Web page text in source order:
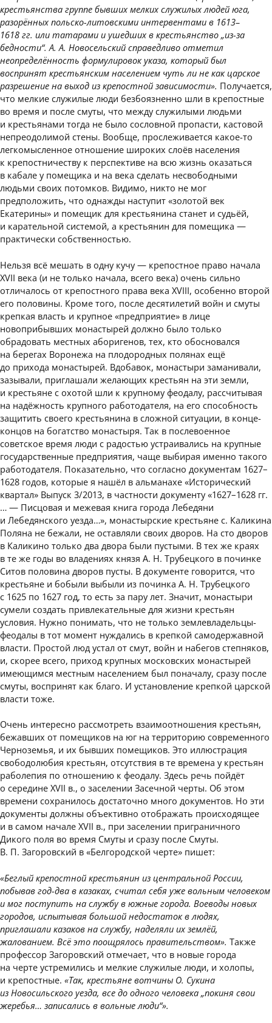
крестьянства группе бывших мелких служилых людей юга,
разорённых польско-литовскими интервентами в 1613–
1618 гг. или татарами и ушедших в крестьянство „из-за
бедности“. А. А. Новосельский справедливо отметил
неопределённость формулировок указа, который был
воспринят крестьянским населением чуть ли не как царское
разрешение на выход из крепостной зависимости». Получается,
что мелкие служилые люди безбоязненно шли в крепостные
во время и после смуты, что между служилыми людьми
и крестьянами тогда не было сословной пропасти, кастовой
непреодолимой стены. Вообще, прослеживается какое-то
легкомысленное отношение широких слоёв населения
к крепостничеству к перспективе на всю жизнь оказаться
в кабале у помещика и на века сделать несвободными
людьми своих потомков. Видимо, никто не мог
предположить, что однажды наступит «золотой век
Екатерины» и помещик для крестьянина станет и судьёй,
и карательной системой, а крестьянин для помещика —
практически собственностью.
Нельзя всё мешать в одну кучу — крепостное право начала
XVII века (и не только начала, всего века) очень сильно
отличалось от крепостного права века XVIII, особенно второй
его половины. Кроме того, после десятилетий войн и смуты
крепкая власть и крупное «предприятие» в лице
новоприбывших монастырей должно было только
обрадовать местных аборигенов, тех, кто обосновался
на берегах Воронежа на плодородных полянах ещё
до прихода монастырей. Вдобавок, монастыри заманивали,
зазывали, приглашали желающих крестьян на эти земли,
и крестьяне с охотой шли к крупному феодалу, рассчитывая
на надёжность крупного работодателя, на его способность
защитить своего крестьянина в сложной ситуации, в конце-
концов на богатство монастыря. Так в послевоенное
советское время люди с радостью устраивались на крупные
государственные предприятия, чаще выбирая именно такого
работодателя. Показательно, что согласно документам 1627–
1628 годов, которые я нашёл в альманахе «Исторический
квартал» Выпуск 3/2013, в частности документу «1627–1628 гг.
… — Писцовая и межевая книга города Лебедяни
и Лебедянского уезда…», монастырские крестьяне с. Каликина
Поляна не бежали, не оставляли своих дворов. На сто дворов
в Каликино только два двора были пустыми. В тех же краях
в те же годы во владениях князя А. Н. Трубецкого в починке
Ситов половина дворов пусты. В документе говорится, что
крестьяне и бобыли выбыли из починка А. Н. Трубецкого
с 1625 по 1627 год, то есть за пару лет. Значит, монастыри
сумели создать привлекательные для жизни крестьян
условия. Нужно понимать, что не только землевладельцы-
феодалы в тот момент нуждались в крепкой самодержавной
власти. Простой люд устал от смут, войн и набегов степняков,
и, скорее всего, приход крупных московских монастырей
имеющимся местным населением был поначалу, сразу после
смуты, воспринят как благо. И установление крепкой царской
власти тоже.
Очень интересно рассмотреть взаимоотношения крестьян,
бежавших от помещиков на юг на территорию современного
Черноземья, и их бывших помещиков. Это иллюстрация
свободолюбия крестьян, отсутствия в те времена у крестьян
раболепия по отношению к феодалу. Здесь речь пойдёт
о середине XVII в., о заселении Засечной черты. Об этом
времени сохранилось достаточно много документов. Но эти
документы должны объективно отображать происходящее
и в самом начале XVII в., при заселении приграничного
Дикого поля во время Смуты и сразу после Смуты.
В. П. Загоровский в «Белгородской черте» пишет:
«Беглый крепостной крестьянин из центральной России,
побывав год-два в казаках, считал себя уже вольным человеком
и мог поступить на службу в южные города. Воеводы новых
городов, испытывая большой недостаток в людях,
приглашали казаков на службу, наделяли их землёй,
жалованием. Всё это поощрялось правительством». Также
профессор Загоровский отмечает, что в новые города
на черте устремились и мелкие служилые люди, и холопы,
и крепостные. «Так, крестьяне вотчины О. Сукина
из Новосильского уезда, все до одного человека „покиня свои
жеребья… записались в вольные люди“».